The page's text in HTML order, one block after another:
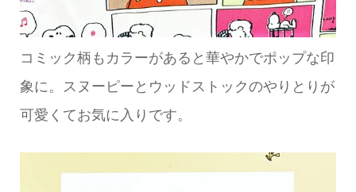
コミック柄もカラーがあると華やかでポップな印
象に。スヌーピーとウッドストックのやりとりが
可愛くてお気に入りです。